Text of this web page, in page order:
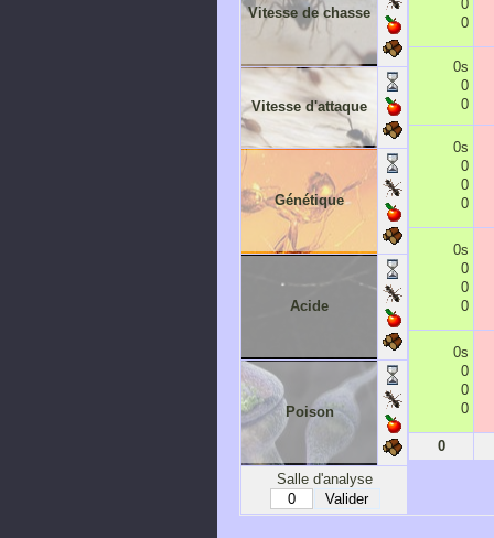
Vitesse de chasse
Vitesse d'attaque
Génétique
Acide
Poison
Salle d'analyse
0
0
0s
0
0
0s
0
0
0
0s
0
0
0
0s
0
0
0
0